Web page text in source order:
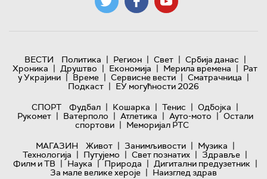
ВЕСТИ Политика | Регион | Свет | Србија данас |
Хроника | Друштво | Економија | Мерила времена | Рат
у Украјини | Време | Сервисне вести | Сматрачница |
Подкаст | ЕУ могућности 2026
СПОРТ
Фудбал | Кошарка | Тенис | Одбојка |
Рукомет | Ватерполо | Атлетика | Ауто-мото | Остали
спортови | Меморијал РТС
МАГАЗИН
Живот | Занимљивости | Музика |
Технологијa | Путујемо | Свет познатих | Здравље |
Филм и ТВ | Наука | Природа | Дигитални предузетник |
За мале велике хероје | Наизглед здрав